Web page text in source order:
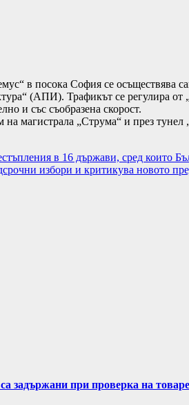
в посока София се осъществява
(АПИ). Трафикът се регулира от
и със съобразена скорост.
магистрала „Струма“ и през
в 16 държави, сред които
избори и критикува новото
задържани при проверка на